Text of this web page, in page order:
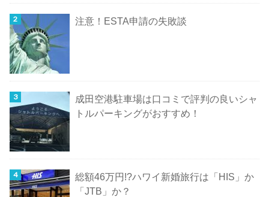
注意！ESTA申請の失敗談
成田空港駐車場は口コミで評判の良いシャ
トルパーキングがおすすめ！
総額46万円!?ハワイ新婚旅行は「HIS」か
「JTB」か？